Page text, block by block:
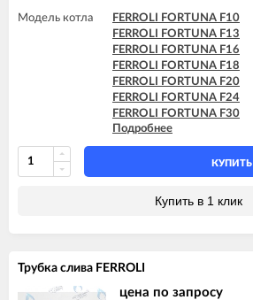
Модель котла
FERROLI FORTUNA F10
FERROLI FORTUNA F13
FERROLI FORTUNA F16
FERROLI FORTUNA F18
FERROLI FORTUNA F20
FERROLI FORTUNA F24
FERROLI FORTUNA F30
FERROLI FORTUNA F32
FERROLI FORTUNA F35
FERROLI FORTUNA F40
FERROLI FORTUNA H F13
FERROLI FORTUNA H F32
FERROLI VITABEL F16
FERROLI VITABEL F18
Подробнее
КУПИТЬ
Купить в 1 клик
Трубка слива FERROLI
цена по запросу